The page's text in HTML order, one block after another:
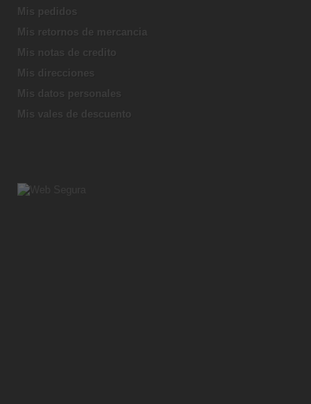
Mis pedidos
Mis retornos de mercancia
Mis notas de credito
Mis direcciones
Mis datos personales
Mis vales de descuento